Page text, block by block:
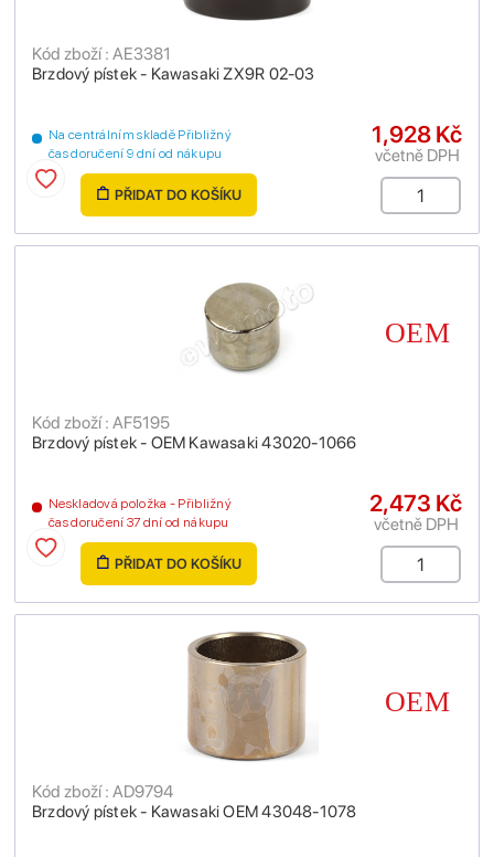
Brzdový pístek - Kawasaki ZX9R 02-03
Kód zboží : AE3381
Na centrálním skladě Přibližný
čas doručení 9 dní od nákupu
1,928 Kč
včetně DPH
PŘIDAT DO KOŠÍKU
Brzdový pístek - OEM Kawasaki 43020-1066
Kód zboží : AF5195
Neskladová položka - Přibližný
čas doručení 37 dní od nákupu
2,473 Kč
včetně DPH
PŘIDAT DO KOŠÍKU
Brzdový pístek - Kawasaki OEM 43048-1078
Kód zboží : AD9794